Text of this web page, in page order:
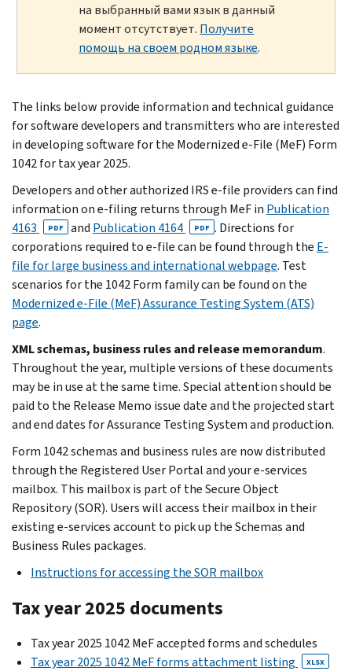
на выбранный вами язык в данный
момент отсутствует. Получите
помощь на своем родном языке.
The links below provide information and technical guidance
for software developers and transmitters who are interested
in developing software for the Modernized e-File (MeF) Form
1042 for tax year 2025.
Developers and other authorized IRS e-file providers can find
information on e-filing returns through MeF in Publication
4163
PDF and Publication 4164 PDF . Directions for
corporations required to e-file can be found through the E-
file for large business and international webpage. Test
scenarios for the 1042 Form family can be found on the
Modernized e-File (MeF) Assurance Testing System (ATS)
page.
XML schemas, business rules and release memorandum.
Throughout the year, multiple versions of these documents
may be in use at the same time. Special attention should be
paid to the Release Memo issue date and the projected start
and end dates for Assurance Testing System and production.
Form 1042 schemas and business rules are now distributed
through the Registered User Portal and your e-services
mailbox. This mailbox is part of the Secure Object
Repository (SOR). Users will access their mailbox in their
existing e-services account to pick up the Schemas and
Business Rules packages.
Instructions for accessing the SOR mailbox
Tax year 2025 documents
Tax year 2025 1042 MeF accepted forms and schedules
Tax year 2025 1042 MeF forms attachment listing
XLSX